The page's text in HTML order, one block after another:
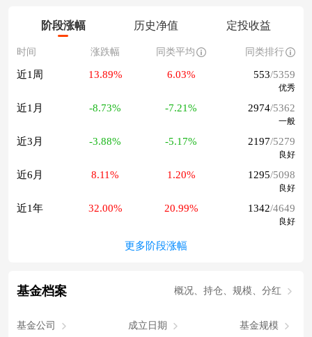
阶段涨幅 历史净值 定投收益
时间 涨跌幅 同类平均 同类排行
近1周 13.89% 6.03% 553/5359
优秀
近1月 -8.73% -7.21% 2974/5362
一般
近3月 -3.88% -5.17% 2197/5279
良好
近6月 8.11% 1.20% 1295/5098
良好
近1年 32.00% 20.99% 1342/4649
良好
更多阶段涨幅
基金档案 概况、持仓、规模、分红
基金公司 成立日期 基金规模